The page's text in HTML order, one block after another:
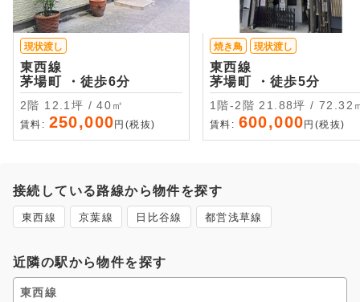
現状渡し
東西線
茅場町 ・徒歩6分
2階 12.1坪 / 40㎡
賃料: 250,000 円(税抜)
焼き鳥 現状渡し
東西線
茅場町 ・徒歩5分
1階-2階 21.88坪 / 72.32
賃料: 600,000 円(税抜)
接続している路線から物件を探す
東西線 京葉線 日比谷線 都営浅草線
近隣の駅から物件を探す
東西線